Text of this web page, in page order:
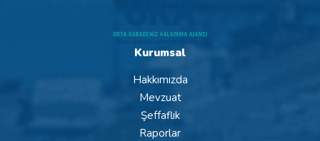
Kurumsal
Hakkımızda
Mevzuat
Şeffaflık
Raporlar